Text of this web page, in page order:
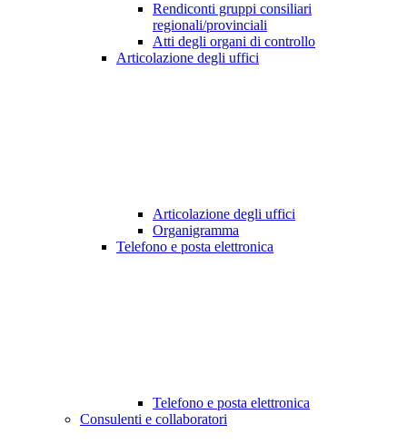
Rendiconti gruppi consiliari
regionali/provinciali
Atti degli organi di controllo
Articolazione degli uffici
Articolazione degli uffici
Organigramma
Telefono e posta elettronica
Telefono e posta elettronica
Consulenti e collaboratori